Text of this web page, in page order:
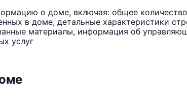
о доме, включая: общее
в доме, детальные характеристики
материалы, информация об
услуг